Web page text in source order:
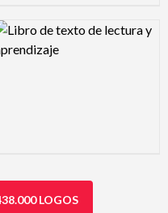
Preview Image
LOGOS